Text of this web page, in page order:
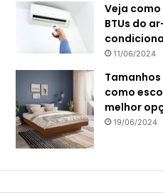
Veja
BTUs do
11/06/2024
como
melhor
19/06/2024